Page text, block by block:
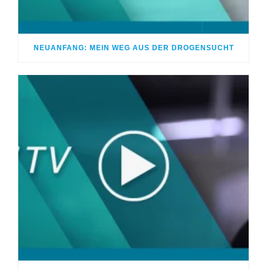
NEUANFANG: MEIN WEG AUS DER DROGENSUCHT